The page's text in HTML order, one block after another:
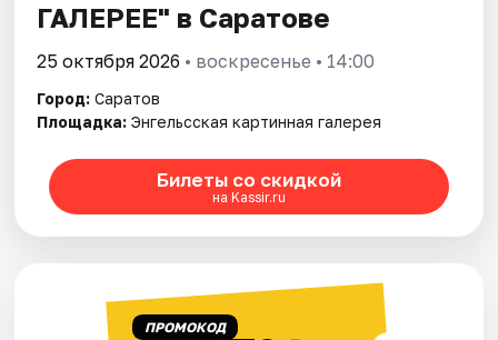
ГАЛЕРЕЕ" в Саратове
25 октября 2026 • воскресенье • 14:00
Город: Саратов
Площадка: Энгельсская картинная галерея
Билеты со скидкой
на Kassir.ru
ПРОМОКОД